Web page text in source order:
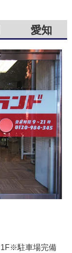
愛知
1F※駐車場完備